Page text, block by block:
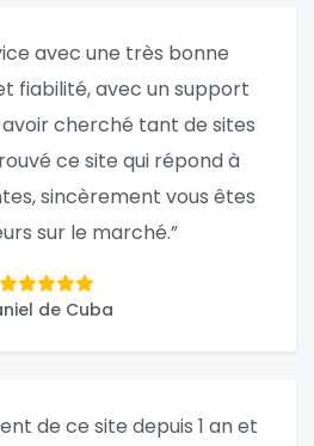
avec une très bonne
fiabilité, avec un support
cherché tant de sites
ce site qui répond à
sincèrement vous êtes
sur le marché.”
de Cuba
de ce site depuis 1 an et